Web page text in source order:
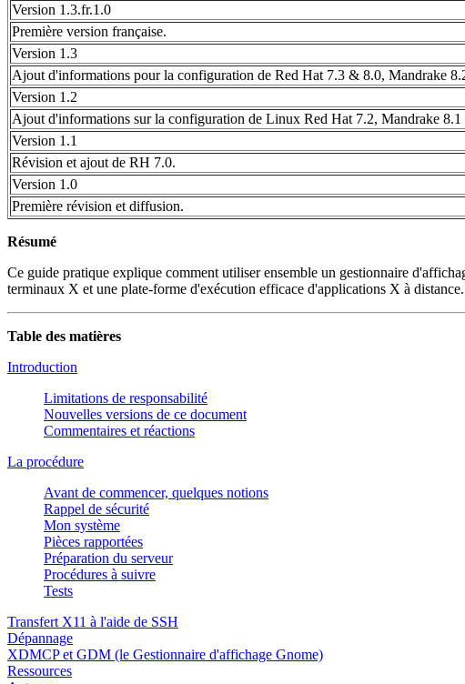
Version 1.3.fr.1.0
Première version française.
Version 1.3
Ajout d'informations pour la configuration de Red Hat 7.3 & 8.0, Mandrake
Version 1.2
Ajout d'informations sur la configuration de Linux Red Hat 7.2, Mandrake
Version 1.1
Révision et ajout de RH 7.0.
Version 1.0
Première révision et diffusion.
Résumé
Ce guide pratique explique comment utiliser ensemble un gestionnaire
terminaux X et une plate-forme d'exécution efficace d'applications X à
Table des matières
Introduction
Limitations de responsabilité
Nouvelles versions de ce document
Commentaires et réactions
La procédure
Avant de commencer, quelques notions
Rappel de sécurité
Mon système
Pièces rapportées
Préparation du serveur
Procédures à suivre
Tests
Transfert X11 à l'aide de SSH
Dépannage
XDMCP et GDM (le Gestionnaire d'affichage Gnome)
Ressources